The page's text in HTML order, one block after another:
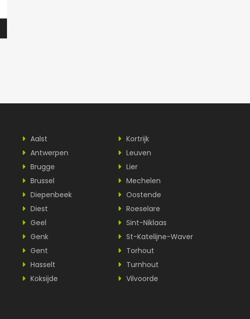
Aalst
Antwerpen
Brugge
Brussel
Diepenbeek
Diest
Geel
Genk
Gent
Hasselt
Koksijde
Kortrijk
Leuven
Lier
Mechelen
Oostende
Roeselare
Sint-Niklaas
St-Katelijne-Waver
Torhout
Turnhout
Vilvoorde